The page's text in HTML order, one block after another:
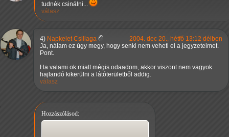
tudnék csinálni...
válasz
4) Napkelet Csillaga
2004. dec 20., hétfő 13:12 délben
Ja, nálam ez úgy megy, hogy senki nem veheti el a jegyzeteimet.
Pont.
Ha valami ok miatt mégis odaadom, akkor viszont nem vagyok
hajlandó kikerülni a látóterületből addig.
válasz
Hozzászólásod: